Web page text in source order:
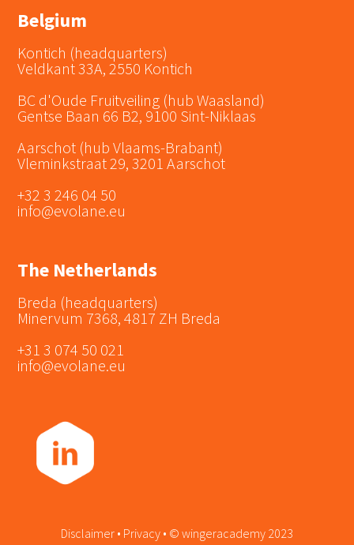
Belgium
Kontich (headquarters)
Veldkant 33A, 2550 Kontich
BC d'Oude Fruitveiling (hub Waasland)
Gentse Baan 66 B2, 9100 Sint-Niklaas
Aarschot (hub Vlaams-Brabant)
Vleminkstraat 29, 3201 Aarschot
+32 3 246 04 50
info@evolane.eu
The Netherlands
Breda (headquarters)
Minervum 7368, 4817 ZH Breda
+31 3 074 50 021
info@evolane.eu
Disclaimer• Privacy• © wingeracademy 2023